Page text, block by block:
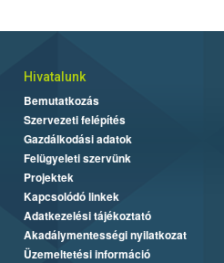
Hivatalunk
Bemutatkozás
Szervezeti felépítés
Gazdálkodási adatok
Felügyeleti szervünk
Projektek
Kapcsolódó linkek
Adatkezelési tájékoztató
Akadálymentességi nyilatkozat
Üzemeltetési információ